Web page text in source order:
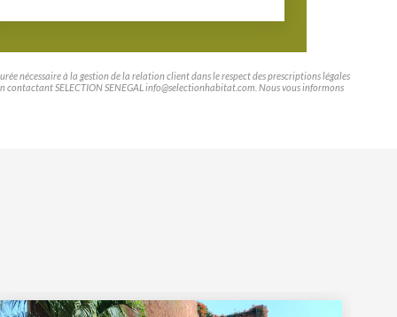
nécessaire à la gestion de la relation client dans le respect des prescriptions légales
SELECTION SENEGAL info@selectionhabitat.com. Nous vous informons